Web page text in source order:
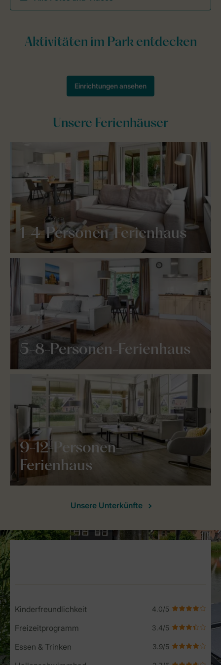
Unsere Ferienhäuser
1-4-Personen-Ferienhaus
5-8-Personen-Ferienhaus
9-12-Personen-
Ferienhaus
Unsere Unterkünfte
Service Rating from our guests
Kinderfreundlichkeit
Freizeitprogramm
Essen & Trinken